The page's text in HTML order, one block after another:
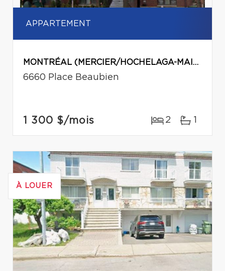
APPARTEMENT
MONTRÉAL (MERCIER/HOCHELAGA-MAISONNEUVE)
6660 Place Beaubien
1 300 $/mois 2 1
À LOUER